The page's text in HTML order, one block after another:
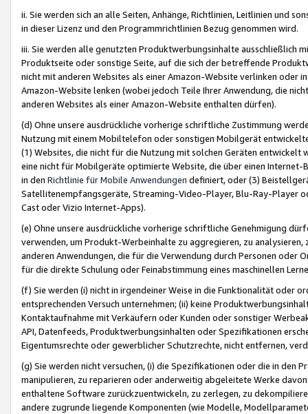
ii. Sie werden sich an alle Seiten, Anhänge, Richtlinien, Leitlinien und
in dieser Lizenz und den Programmrichtlinien Bezug genommen wird.
iii. Sie werden alle genutzten Produktwerbungsinhalte ausschließlich
Produktseite oder sonstige Seite, auf die sich der betreffende
nicht mit anderen Websites als einer Amazon-Website verlinken oder
Amazon-Website lenken (wobei jedoch Teile Ihrer Anwendung, die
anderen Websites als einer Amazon-Website enthalten dürfen).
(d) Ohne unsere ausdrückliche vorherige schriftliche Zustimmung
Nutzung mit einem Mobiltelefon oder sonstigen Mobilgerät
(1) Websites, die nicht für die Nutzung mit solchen Geräten
eine nicht für Mobilgeräte optimierte Website, die über einen
in den Richtlinie für Mobile Anwendungen definiert, oder (3)
Satellitenempfangsgeräte, Streaming-Video-Player, Blu-Ray-Player
Cast oder Vizio Internet-Apps).
(e) Ohne unsere ausdrückliche vorherige schriftliche Genehmigung
verwenden, um Produkt-Werbeinhalte zu aggregieren, zu
anderen Anwendungen, die für die Verwendung durch Personen
für die direkte Schulung oder Feinabstimmung eines maschinellen
(f) Sie werden (i) nicht in irgendeiner Weise in die Funktionalität oder
entsprechenden Versuch unternehmen; (ii) keine
Kontaktaufnahme mit Verkäufern oder Kunden oder sonstiger
API, Datenfeeds, Produktwerbungsinhalten oder Spezifikationen
Eigentumsrechte oder gewerblicher Schutzrechte, nicht entfernen,
(g) Sie werden nicht versuchen, (i) die Spezifikationen oder die in
manipulieren, zu reparieren oder anderweitig abgeleitete Werke
enthaltene Software zurückzuentwickeln, zu zerlegen, zu
andere zugrunde liegende Komponenten (wie Modelle,